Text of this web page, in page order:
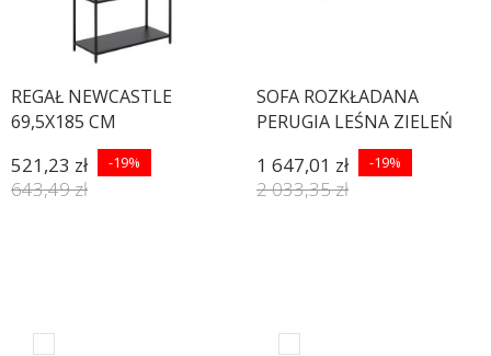
REGAŁ NEWCASTLE
69,5X185 CM
521,23 zł -19%
643,49 zł
SOFA ROZKŁADANA
PERUGIA LEŚNA ZIELEŃ
1 647,01 zł -19%
2 033,35 zł